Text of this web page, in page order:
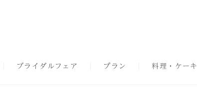
ブライダルフェア プラン 料理・ケーキ